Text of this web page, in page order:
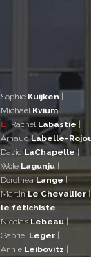
Sophie Kuijken
Michael Kvium|
L
Rachel Labastie
ArnaudLabelle-
DavidLaChapelle|
Wole Lagunju
DorotheaLange |
MartinLe Chevallier|
le fétichiste
NicolasLebeau|
Gabriel Léger
Annie Leibovitz